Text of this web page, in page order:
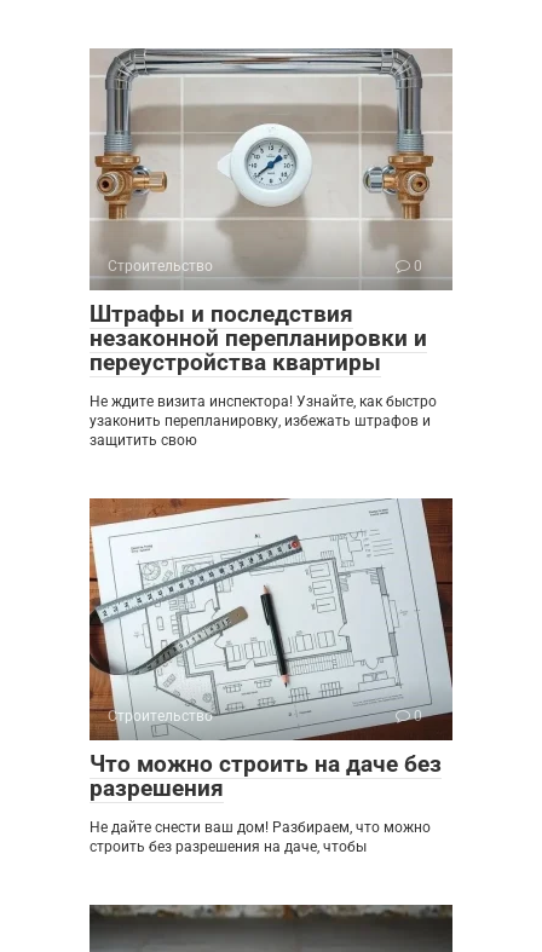
Строительство 0
Штрафы и последствия
незаконной перепланировки и
переустройства квартиры
Не ждите визита инспектора! Узнайте, как быстро
узаконить перепланировку, избежать штрафов и
защитить свою
Строительство 0
Что можно строить на даче без
разрешения
Не дайте снести ваш дом! Разбираем, что можно
строить без разрешения на даче, чтобы